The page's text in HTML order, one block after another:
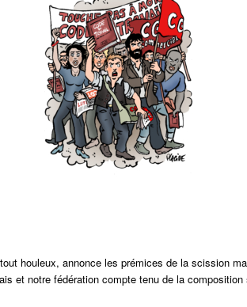
houleux, annonce les prémices de la scission
et notre fédération compte tenu de la